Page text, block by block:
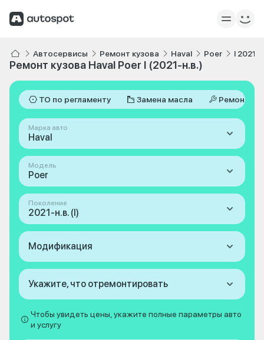
Автосервисы Ремонт кузова Haval Poer I 2021-
Ремонт кузова Haval Poer I (2021-н.в.)
ТО по регламенту Замена масла Ремонт
Марка авто
Haval
Модель
Poer
Поколение
2021-н.в. (I)
Модификация
Укажите, что отремонтировать
Чтобы увидеть цены, укажите полные параметры авто
и услугу